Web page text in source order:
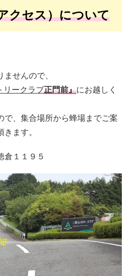
クセス）について
せんので、
リークラブ正門前』にお越しく
で、集合場所から蜂場までご案
ます。
倉１１９５